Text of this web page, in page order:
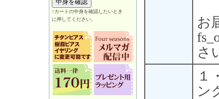
↑カートの中身を確認したいとき
に押してください。
お
さ
１
ン